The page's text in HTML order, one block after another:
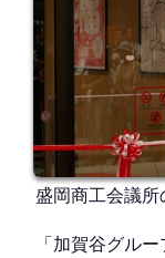
盛岡商工会議所
「加賀谷グル